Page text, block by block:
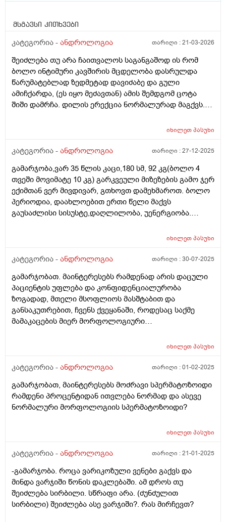
მსგავსი კითხვები
კატეგორია - ანდროლოგია თარიღი :21-03-2026
შეიძლება თუ არა ჩაითვალოს საგანგაშოდ ის რომ
ბოლო ინტიმური კავშირის მცდელობა დასრულდა
წარუმატებლად ზედმეტად დავიძაბე და გული
ამიჩქარდა, (ეს იყო მეძავთან) ამის შემდგომ ცოტა
შიში დამრჩა. დილის ერექცია ნორმალურად მაგქვს.
იხილეთპასუხი
კატეგორია - ანდროლოგია თარიღი :27-12-2025
გამარჯობა,ვარ 35 წლის კაცი,180 სმ, 92 კგ(ბოლო 4
თვეში მოვიმატე 10 კგ) გარკვეული მიზეზების გამო ჯერ
ექიმთან ვერ მივდივარ, გთხოვთ დამეხმაროთ. ბოლო
პერიოდია, დაახლოებით ერთი წელი მაქვს
გაუსაძლისი სისუსტე,დაღლილობა, უენერგიობა.
ვფიქრობ ჰორმონალურ დისბალანსს. გავიკეთე
ტესტოსტერონი - 6,98 პგ/მლ 2. საერთი ტესტოსტერონი
5. ფტ4- 9.11 pmol/L 6. რკინა 25.2 μmol/L 7. ფერიტინი
40.90 μg/l 8. პროლაქტინი 116.64 mIU/L 9. ვიტამინი ბ12
188 pg/ml 10. ვიტამინი დ 29.8 ng/ml 11. კორტიზოლი
199.3 nmol/L ასევე ლიპიდუტრ სპექტრში არის
გარკვეული ცვლილებები, მაგრამ არასაგანგაშო, აქ
ქოლესტერინი 5.62 მმოლ/ლ გლუკოზა უზმოზე 5.18
გაიდლაინები არსებობს ამ შემთხვევაში რა
დამატებითი კვლევები და ანალიზები ჩავიტარო
სრული სურათის დასანახად. სხვა ჩვენებები არ მაქვს,
მაგალითად ლიბიდოს დაქვეითება, ერექციის
პრობლემა და ა.შ
იხილეთპასუხი
კატეგორია - ანდროლოგია თარიღი :30-07-2025
გამარჯობათ. მაინტერესებს რამდენად არის დაცული
პაციენტის უფლება და კონფიდენციალურობა
ზოგადად, მთელი მსოფლიოს მასშტაბით და
განსაკუთრებით, ჩვენს ქვეყანაში, როდესაც საქმე
მამაკაცების მიერ მორფოლოგიური
სამედიცინო დაწესებულებებში? რამდენად
სპერმა გამოიყენოს პაციენტი ქალის
ის ჩაბარებული მამრობითი პაციენტის მიერ?
იხილეთპასუხი
კატეგორია - ანდროლოგია თარიღი :01-02-2025
გამარჯობათ, მაინტერესებს მოძრავი სპერმატოზოიდი
რამდენი პროცენტიდან ითვლება ნორმად და ასევე
ნორმალური მორფოლოგიის სპერმატოზოიდი?
იხილეთპასუხი
კატეგორია - ანდროლოგია თარიღი :21-01-2025
-გამარჯობა. როცა ვარიკოზული ვენები გაქვს და
მინდა ვარჯიში წონის დაკლებაში. ამ დროს თუ
შეიძლება სირბილი. სწრაფი არა. (ძუნძულით
სირბილი) შეიძლება ასე ვარჯიში?. რას მირჩევთ?